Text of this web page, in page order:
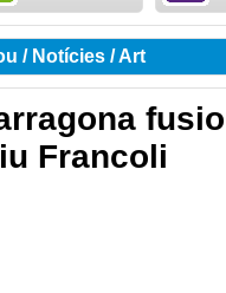
/ Notícies / Art
Francoli